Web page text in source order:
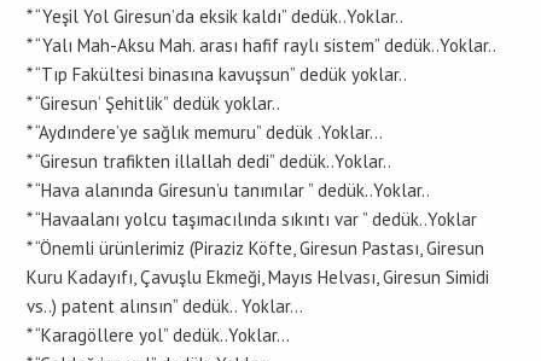
* “Yeşil Yol Giresun’da eksik kaldı” dedük..Yoklar..
* “Yalı Mah-Aksu Mah. arası hafif raylı sistem” dedük..Yoklar..
* “Tıp Fakültesi binasına kavuşsun” dedük yoklar..
* “Giresun’ Şehitlik” dedük yoklar..
* “Aydındere’ye sağlık memuru” dedük .Yoklar…
* “Giresun trafikten illallah dedi” dedük..Yoklar..
* “Hava alanında Giresun’u tanımılar ” dedük..Yoklar..
* “Havaalanı yolcu taşımacılında sıkıntı var ” dedük..Yoklar
* “Önemli ürünlerimiz (Piraziz Köfte, Giresun Pastası, Giresun
Kuru Kadayıfı, Çavuşlu Ekmeği, Mayıs Helvası, Giresun Simidi
vs..) patent alınsın” dedük.. Yoklar…
* “Karagöllere yol” dedük..Yoklar…